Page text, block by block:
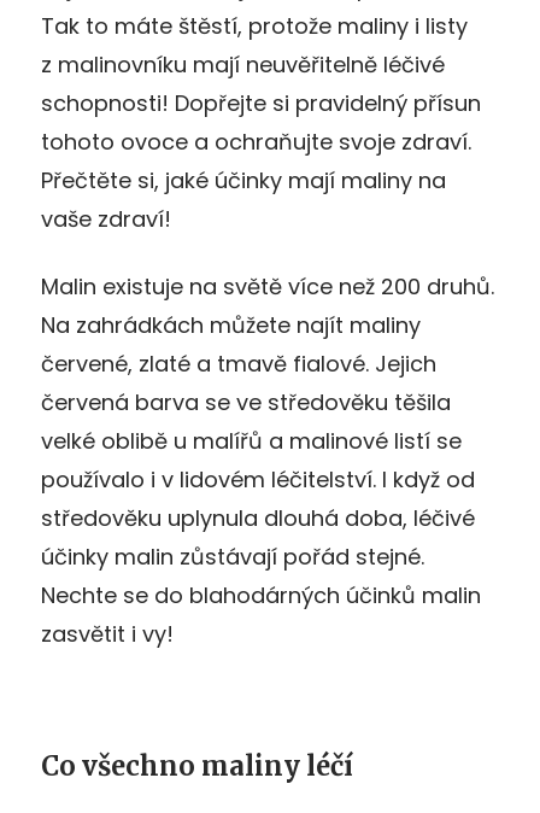
Tak to máte štěstí, protože maliny i listy
z malinovníku mají neuvěřitelně léčivé
schopnosti! Dopřejte si pravidelný přísun
tohoto ovoce a ochraňujte svoje zdraví.
Přečtěte si, jaké účinky mají maliny na
vaše zdraví!
Malin existuje na světě více než 200 druhů.
Na zahrádkách můžete najít maliny
červené, zlaté a tmavě fialové. Jejich
červená barva se ve středověku těšila
velké oblibě u malířů a malinové listí se
používalo i v lidovém léčitelství. I když od
středověku uplynula dlouhá doba, léčivé
účinky malin zůstávají pořád stejné.
Nechte se do blahodárných účinků malin
zasvětit i vy!
Co všechno maliny léčí